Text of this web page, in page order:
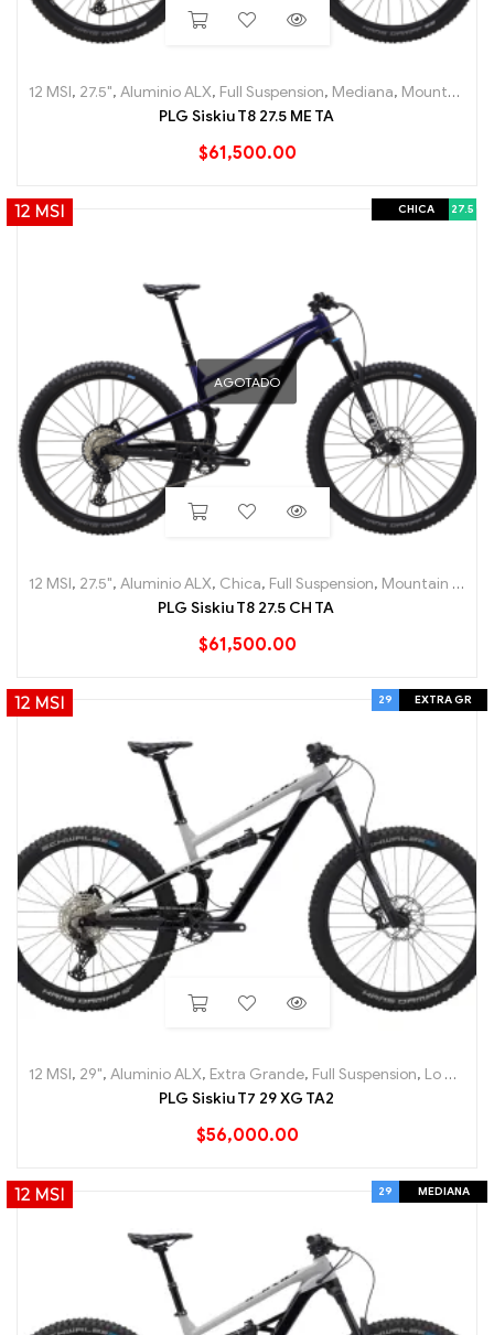
12 MSI, 27.5", Aluminio ALX, Full Suspension, Mediana, Mountain (MTB)
PLG Siskiu T8 27.5 ME TA
$61,500.00
12 MSI CHICA 27.5
AGOTADO
12 MSI, 27.5", Aluminio ALX, Chica, Full Suspension, Mountain (MTB)
PLG Siskiu T8 27.5 CH TA
$61,500.00
12 MSI 29 EXTRA GR
12 MSI, 29", Aluminio ALX, Extra Grande, Full Suspension, Lo Mas nuevo
PLG Siskiu T7 29 XG TA2
$56,000.00
12 MSI 29 MEDIANA